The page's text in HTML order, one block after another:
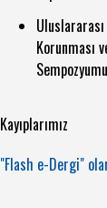
Uluslararası
Korunması
Kayıplarımız
"Flash e-Dergi"